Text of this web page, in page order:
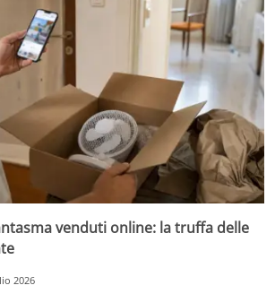
venduti online: la truffa delle
2026